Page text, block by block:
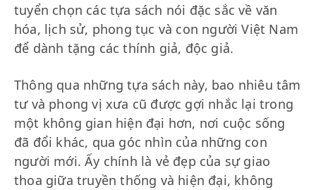
tuyển chọn các tựa sách nói đặc sắc về văn
hóa, lịch sử, phong tục và con người Việt Nam
để dành tặng các thính giả, độc giả.
Thông qua những tựa sách này, bao nhiêu tâm
tư và phong vị xưa cũ được gợi nhắc lại trong
một không gian hiện đại hơn, nơi cuộc sống
đã đổi khác, qua góc nhìn của những con
người mới. Ấy chính là vẻ đẹp của sự giao
thoa giữa truyền thống và hiện đại, không